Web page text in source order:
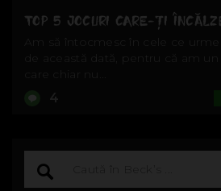
TOP 5 JOCURI CARE-ȚI
Am să întocmesc în cele ce
de această dată, pentru că am un
4